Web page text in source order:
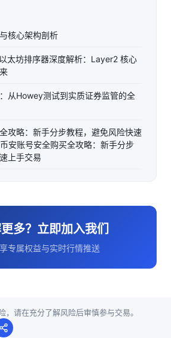
核心架构剖析
太坊排序器深度解析：Layer2 核心
从Howey测试到实质证券监管的全
攻略：新手分步教程，避免风险快速
安账号安全购买全攻略：新手分步
上手交易
多？立即加入我们
专属权益与实时行情推送
，请在充分了解风险后审慎参与交易。